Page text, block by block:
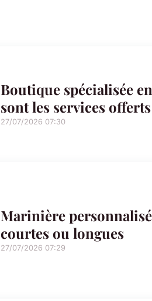
Boutique spécialisée
sont les services
27/07/2026 07:30
Marinière
courtes ou longues
27/07/2026 07:29